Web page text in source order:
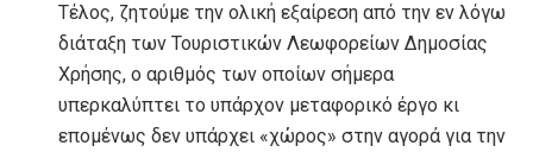
Τέλος, ζητούμε την ολική εξαίρεση από την εν λόγω
διάταξη των Τουριστικών Λεωφορείων Δημοσίας
Χρήσης, ο αριθμός των οποίων σήμερα
υπερκαλύπτει το υπάρχον μεταφορικό έργο κι
επομένως δεν υπάρχει «χώρος» στην αγορά για την